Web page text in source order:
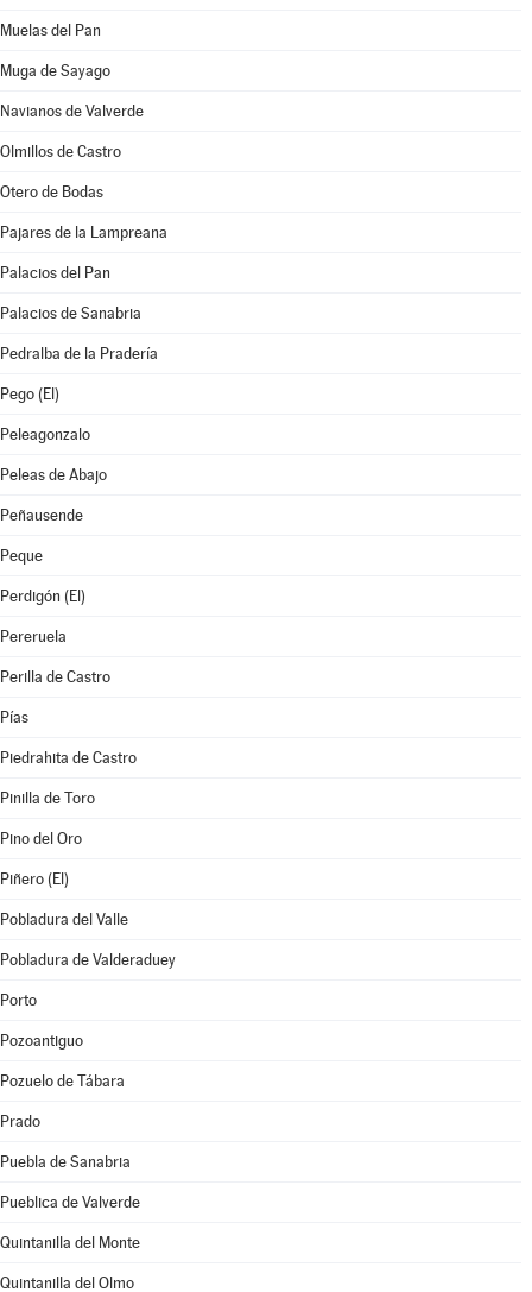
Muelas del Pan
Muga de Sayago
Navianos de Valverde
Olmillos de Castro
Otero de Bodas
Pajares de la Lampreana
Palacios del Pan
Palacios de Sanabria
Pedralba de la Pradería
Pego (El)
Peleagonzalo
Peleas de Abajo
Peñausende
Peque
Perdigón (El)
Pereruela
Perilla de Castro
Pías
Piedrahita de Castro
Pinilla de Toro
Pino del Oro
Piñero (El)
Pobladura del Valle
Pobladura de Valderaduey
Porto
Pozoantiguo
Pozuelo de Tábara
Prado
Puebla de Sanabria
Pueblica de Valverde
Quintanilla del Monte
Quintanilla del Olmo